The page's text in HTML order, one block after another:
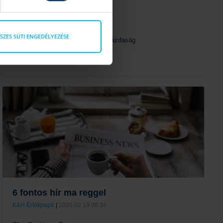
SÜTI ENGEDÉLYEZÉSE
K&H Értékpapír|2026.03.09 08:39
Olajpiac, nemesfémek, amerikai gazdaság
Tovább
6 fontos hír ma reggel
K&H Értékpapír | 2026.02.19 08:34